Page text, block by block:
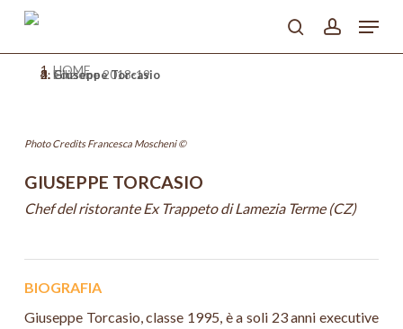
Skip
content
searchaccount
Menu
HOME
>
Edizione 2018-19
>
Giuseppe Torcasio
Photo Credits Francesca Moscheni ©
GIUSEPPE TORCASIO
Chef del ristorante Ex Trappeto di Lamezia Terme (CZ)
BIOGRAFIA
Giuseppe Torcasio, classe 1995, è a soli 23 anni executive
Close